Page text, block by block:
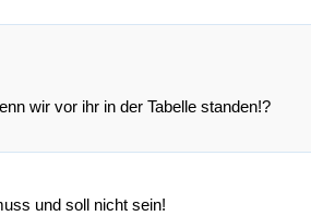
wir vor ihr in der Tabelle standen!?
und soll nicht sein!